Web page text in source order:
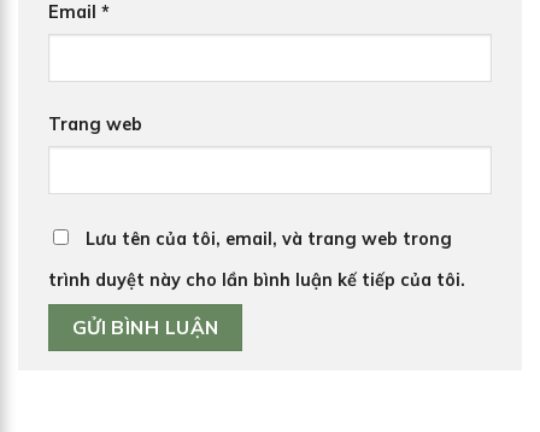
Email *
Trang web
Lưu tên của tôi, email, và trang web trong
trình duyệt này cho lần bình luận kế tiếp của tôi.